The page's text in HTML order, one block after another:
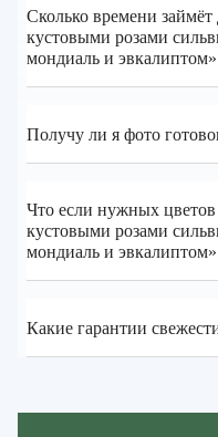
Сколько времени
кустовыми розами
мондиаль и
Получу ли я фото
Что если нужных
кустовыми розами
мондиаль и эвкалиптом»
Какие гарантии